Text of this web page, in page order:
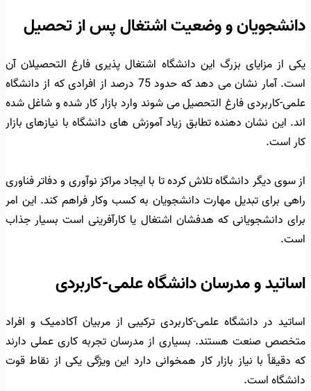
دانشجویان و وضعیت اشتغال پس از تحصیل
یکی از مزایای بزرگ این دانشگاه اشتغال پذیری فارغ التحصیلان آن
است. آمار نشان می دهد که حدود 75 درصد از افرادی که از دانشگاه
علمی-کاربردی فارغ التحصیل می شوند وارد بازار کار شده و شاغل شده
اند. این نشان دهنده تطابق زیاد آموزش های دانشگاه با نیازهای بازار
کار است.
از سوی دیگر دانشگاه تلاش کرده تا با ایجاد مراکز نوآوری و دفاتر فناوری
راهی برای تبدیل مهارت دانشجویان به کسب وکار فراهم کند. این امر
برای دانشجویانی که هدفشان اشتغال یا کارآفرینی است بسیار جذاب
است.
اساتید و مدرسان دانشگاه علمی-کاربردی
اساتید در دانشگاه علمی-کاربردی ترکیبی از مربیان آکادمیک و افراد
متخصص صنعت هستند. بسیاری از مدرسان تجربه کاری عملی دارند
که دقیقاً با نیاز بازار کار همخوانی دارد این ویژگی یکی از نقاط قوت
دانشگاه است.